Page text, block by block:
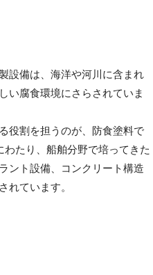
設備は、海洋や河川に含まれ
い腐食環境にさらされていま
役割を担うのが、防食塗料で
たり、船舶分野で培ってきた
ント設備、コンクリート構造
れています。